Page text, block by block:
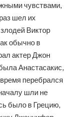
чувствами,
шел их
Виктор
обычно в
актер Джон
Анастасакис,
перебрался
шли не
было в Грецию,